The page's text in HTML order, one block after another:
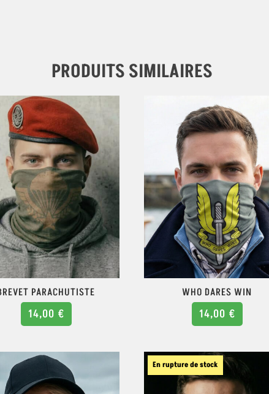
PRODUITS SIMILAIRES
PARACHUTISTE
14,00 €
WHO DARES WIN
14,00 €
En rupture de stock